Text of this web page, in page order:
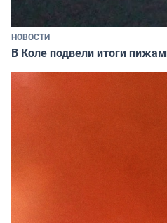
НОВОСТИ
В Коле подвели итоги